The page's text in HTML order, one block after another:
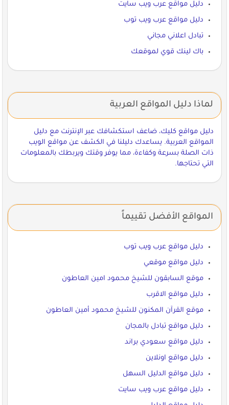
دليل مواقع عرب ويب سايت
دليل مواقع عرب ويب توب
تبادل اعلاني مجاني
باك لينك قوي لموقعك
لماذا دليل المواقع العربية
دليل مواقع كليك، ضاعف استكشافك عبر الإنترنت مع دليل
المواقع العربية. يساعدك دليلنا في الكشف عن مواقع الويب
ذات الصلة بسرعة وكفاءة، مما يوفر وقتك ويربطك بالمعلومات
التي تحتاجها.
المواقع الأفضل تقييماً
دليل مواقع عرب ويب توب
دليل مواقع موقعي
موقع السابقون للشيخ محمود امين العاطون
دليل مواقع الاقرب
موقع القرآن المكنون للشيخ محمود أمين العاطون
دليل مواقع تبادل بالمجان
دليل مواقع سعودي براند
دليل مواقع اونلاين
دليل مواقع الدليل السهل
دليل مواقع عرب ويب سايت